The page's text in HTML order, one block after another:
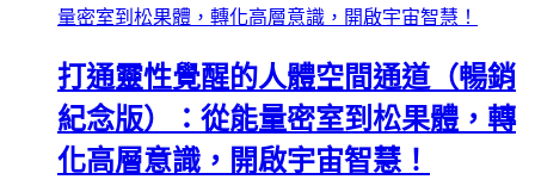
打通靈性覺醒的人體空間通道（暢銷
紀念版）：從能量密室到松果體，轉
化高層意識，開啟宇宙智慧！